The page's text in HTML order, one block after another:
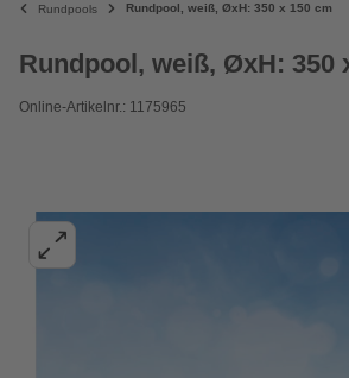
Rundpools Rundpool, weiß, ØxH: 350 x 150 cm
Rundpool, weiß, ØxH: 350
Online-Artikelnr.: 1175965